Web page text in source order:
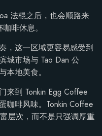
法棍之后，也会顺路来
啡休息。
，这一区域更容易感受到
城市场与 Tao Dan 公
本地美食。
来到 Tonkin Egg Coffee
咖啡风味。Tonkin Coffee
层次，而不是只强调厚重